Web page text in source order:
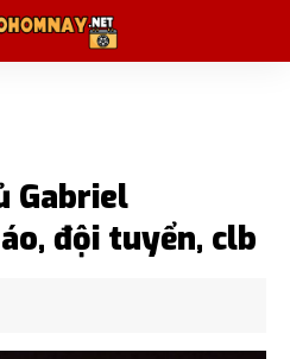
Gabriel
đội tuyển, clb